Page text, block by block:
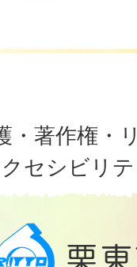
・著作権・
セシビリ